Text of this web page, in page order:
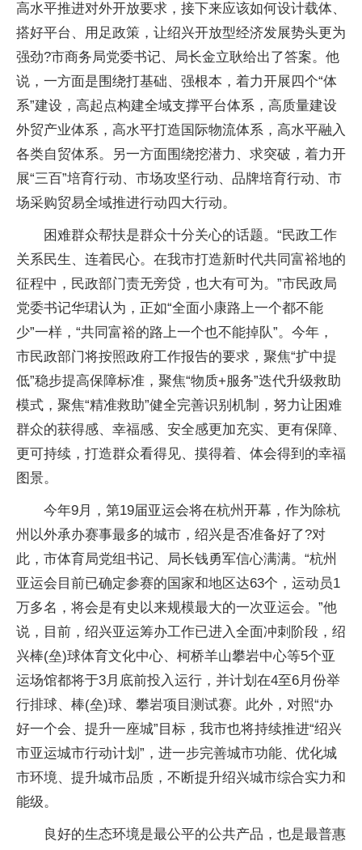
高水平推进对外开放要求，接下来应该如何设计载体、
搭好平台、用足政策，让绍兴开放型经济发展势头更为
强劲?市商务局党委书记、局长金立耿给出了答案。他
说，一方面是围绕打基础、强根本，着力开展四个“体
系”建设，高起点构建全域支撑平台体系，高质量建设
外贸产业体系，高水平打造国际物流体系，高水平融入
各类自贸体系。另一方面围绕挖潜力、求突破，着力开
展“三百”培育行动、市场攻坚行动、品牌培育行动、市
场采购贸易全域推进行动四大行动。
困难群众帮扶是群众十分关心的话题。“民政工作
关系民生、连着民心。在我市打造新时代共同富裕地的
征程中，民政部门责无旁贷，也大有可为。”市民政局
党委书记华珺认为，正如“全面小康路上一个都不能
少”一样，“共同富裕的路上一个也不能掉队”。今年，
市民政部门将按照政府工作报告的要求，聚焦“扩中提
低”稳步提高保障标准，聚焦“物质+服务”迭代升级救助
模式，聚焦“精准救助”健全完善识别机制，努力让困难
群众的获得感、幸福感、安全感更加充实、更有保障、
更可持续，打造群众看得见、摸得着、体会得到的幸福
图景。
今年9月，第19届亚运会将在杭州开幕，作为除杭
州以外承办赛事最多的城市，绍兴是否准备好了?对
此，市体育局党组书记、局长钱勇军信心满满。“杭州
亚运会目前已确定参赛的国家和地区达63个，运动员1
万多名，将会是有史以来规模最大的一次亚运会。”他
说，目前，绍兴亚运筹办工作已进入全面冲刺阶段，绍
兴棒(垒)球体育文化中心、柯桥羊山攀岩中心等5个亚
运场馆都将于3月底前投入运行，并计划在4至6月份举
行排球、棒(垒)球、攀岩项目测试赛。此外，对照“办
好一个会、提升一座城”目标，我市也将持续推进“绍兴
市亚运城市行动计划”，进一步完善城市功能、优化城
市环境、提升城市品质，不断提升绍兴城市综合实力和
能级。
良好的生态环境是最公平的公共产品，也是最普惠